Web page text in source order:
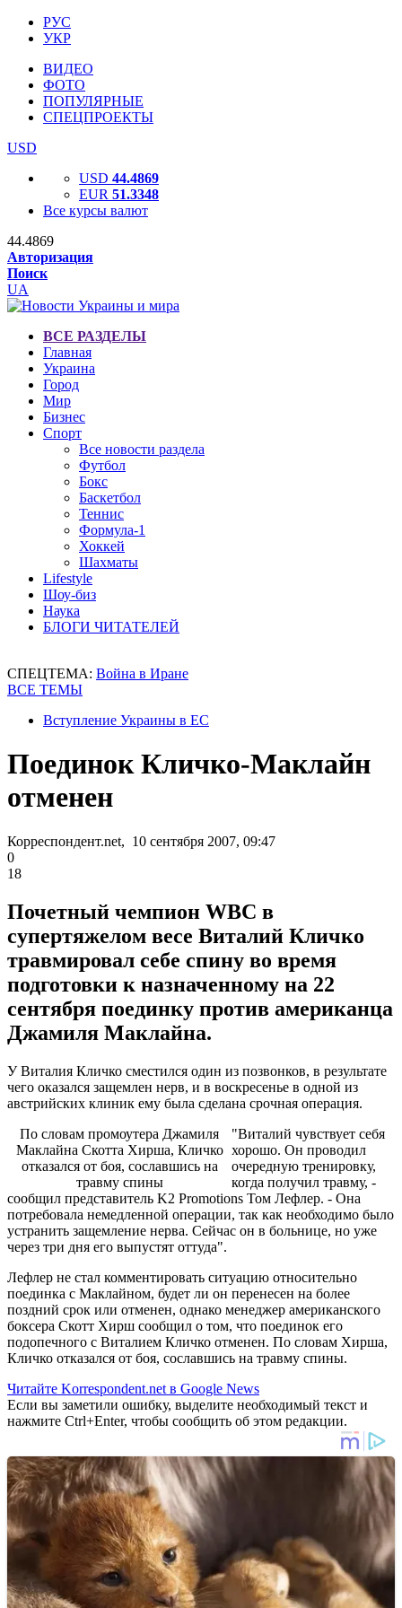
РУС
УКР
ВИДЕО
ФОТО
ПОПУЛЯРНЫЕ
СПЕЦПРОЕКТЫ
USD
USD 44.4869
EUR 51.3348
Все курсы валют
44.4869
Авторизация
Поиск
UA
ВСЕ РАЗДЕЛЫ
Главная
Украина
Город
Мир
Бизнес
Спорт
Все новости раздела
Футбол
Бокс
Баскетбол
Теннис
Формула-1
Хоккей
Шахматы
Lifestyle
Шоу-биз
Наука
БЛОГИ ЧИТАТЕЛЕЙ
СПЕЦТЕМА: Война в Иране
ВСЕ ТЕМЫ
Вступление Украины в ЕС
Поединок Кличко-Маклайн
отменен
Корреспондент.net, 10 сентября 2007, 09:47
0
18
Почетный чемпион WBC в
супертяжелом весе Виталий Кличко
травмировал себе спину во время
подготовки к назначенному на 22
сентября поединку против американца
Джамиля Маклайна.
У Виталия Кличко сместился один из позвонков, в результате
чего оказался защемлен нерв, и в воскресенье в одной из
австрийских клиник ему была сделана срочная операция.
По словам промоутера Джамиля
Маклайна Скотта Хирша, Кличко
отказался от боя, сославшись на
травму спины
"Виталий чувствует себя
хорошо. Он проводил
очередную тренировку,
когда получил травму, -
сообщил представитель K2 Promotions Том Лефлер. - Она
потребовала немедленной операции, так как необходимо было
устранить защемление нерва. Сейчас он в больнице, но уже
через три дня его выпустят оттуда".
Лефлер не стал комментировать ситуацию относительно
поединка с Маклайном, будет ли он перенесен на более
поздний срок или отменен, однако менеджер американского
боксера Скотт Хирш сообщил о том, что поединок его
подопечного с Виталием Кличко отменен. По словам Хирша,
Кличко отказался от боя, сославшись на травму спины.
Читайте Korrespondent.net в Google News
Если вы заметили ошибку, выделите необходимый текст и
нажмите Ctrl+Enter, чтобы сообщить об этом редакции.